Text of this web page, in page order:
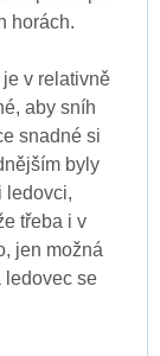
horách.
v relativně
aby sníh
snadné si
byly
ledovci,
třeba i v
jen možná
ledovec se